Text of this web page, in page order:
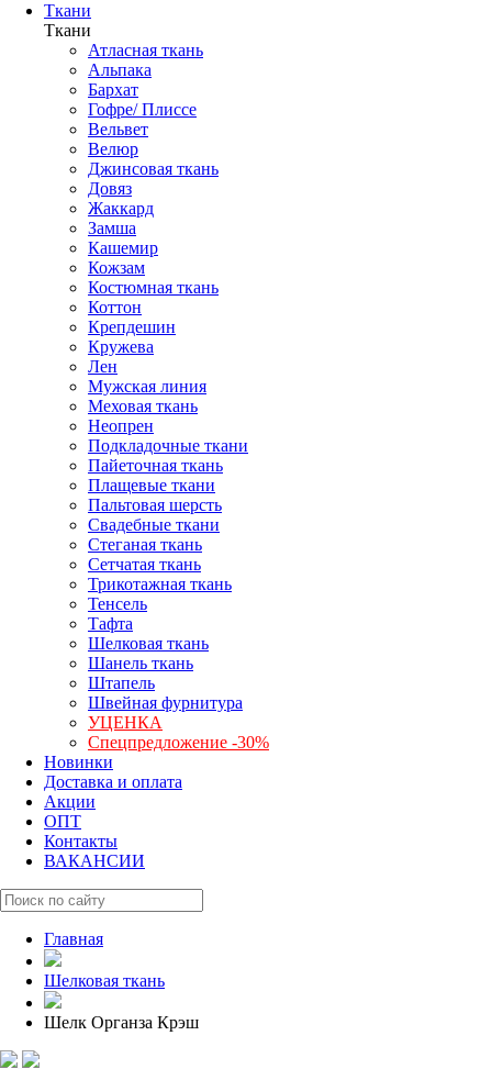
Ткани
Ткани
Атласная ткань
Альпака
Бархат
Гофре/ Плиссе
Вельвет
Велюр
Джинсовая ткань
Довяз
Жаккард
Замша
Кашемир
Кожзам
Костюмная ткань
Коттон
Крепдешин
Кружева
Лен
Мужская линия
Меховая ткань
Неопрен
Подкладочные ткани
Пайеточная ткань
Плащевые ткани
Пальтовая шерсть
Свадебные ткани
Стеганая ткань
Сетчатая ткань
Трикотажная ткань
Тенсель
Тафта
Шелковая ткань
Шанель ткань
Штапель
Швейная фурнитура
УЦЕНКА
Спецпредложение -30%
Новинки
Доставка и оплата
Акции
ОПТ
Контакты
ВАКАНСИИ
Главная
Шелковая ткань
Шелк Органза Крэш